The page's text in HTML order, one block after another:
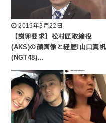
2019年3月22日
【謝罪要求】松村匠取締役
(AKS)の顔画像と経歴!山口真帆
(NGT48)…